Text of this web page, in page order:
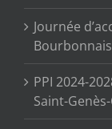
Journée
Bourbonnais
PPI 2024-
Saint-